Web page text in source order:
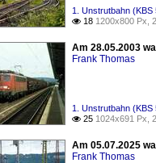
1. Unstrutbahn
 18 1200x800 Px,
Am 28.05.2003
Frank Thomas
1. Unstrutbahn
 25 1024x691 Px,
Am 05.07.2025
Frank Thomas